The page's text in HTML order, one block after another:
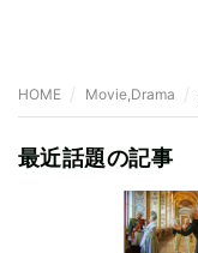
HOME Movie,Drama
最近話題の記事